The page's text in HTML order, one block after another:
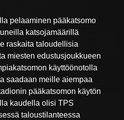
pelaaminen pääkatsomo
katsojamäärillä
raskaita taloudellisia
miesten edustusjoukkueen
käyttöönotolla
saadaan meille aiempaa
pääkatsomon käytön
kaudella olisi TPS
taloustilanteessa